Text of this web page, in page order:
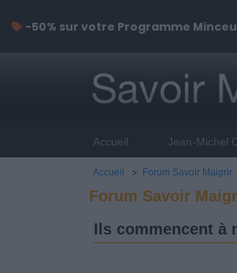
Accueil Jean-Michel
Accueil > Forum Savoir Maigrir
Forum Savoir
Ils commencent à
-50% sur votre Programme